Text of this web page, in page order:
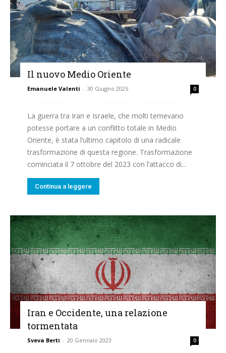
Il nuovo Medio Oriente
Emanuele Valenti - 30 Giugno 2025 0
La guerra tra Iran e Israele, che molti temevano
potesse portare a un conflitto totale in Medio
Oriente, è stata l’ultimo capitolo di una radicale
trasformazione di questa regione. Trasformazione
cominciata il 7 ottobre del 2023 con l’attacco di...
Continua a leggere
Iran e Occidente, una relazione
tormentata
Sveva Berti - 20 Gennaio 2023 0